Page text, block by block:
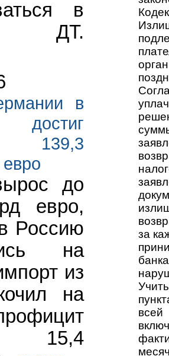
в
ДТ.
в
139,3
до
евро,
Россию
на
из
на
15,4
за